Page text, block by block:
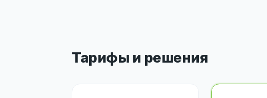
Тарифы и решения